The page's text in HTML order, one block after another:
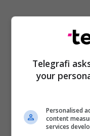
Telegrafi
your
Personalised
content
services